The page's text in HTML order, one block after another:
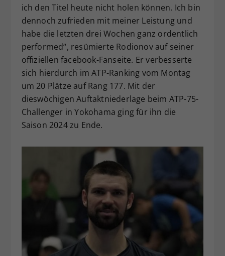
ich den Titel heute nicht holen können. Ich bin
dennoch zufrieden mit meiner Leistung und
habe die letzten drei Wochen ganz ordentlich
performed“, resümierte Rodionov auf seiner
offiziellen facebook-Fanseite. Er verbesserte
sich hierdurch im ATP-Ranking vom Montag
um 20 Plätze auf Rang 177. Mit der
dieswöchigen Auftaktniederlage beim ATP-75-
Challenger in Yokohama ging für ihn die
Saison 2024 zu Ende.